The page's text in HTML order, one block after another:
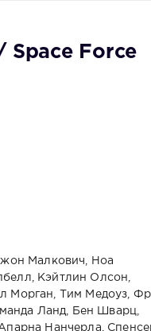
Space Force
Малкович, Ноа
Кэйтлин Олсон,
Морган, Тим Медоуз,
Ланд, Бен Шварц,
Нанчерла,